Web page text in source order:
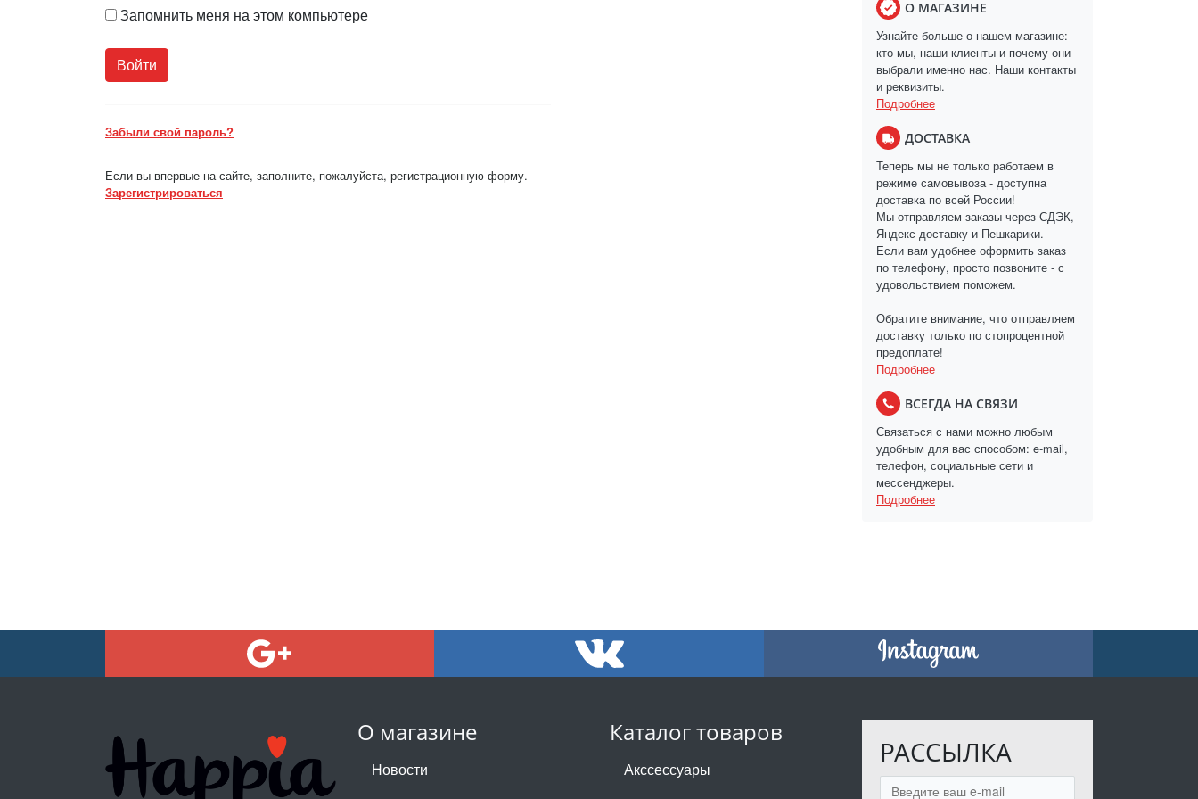
Запомнить меня на этом компьютере
Забыли свой пароль?
Если вы впервые на сайте, заполните, пожалуйста, регистрационную форму.
Зарегистрироваться
О МАГАЗИНЕ
Узнайте больше о нашем магазине:
кто мы, наши клиенты и почему они
выбрали именно нас. Наши контакты
и реквизиты.
Подробнее
ДОСТАВКА
Теперь мы не только работаем в
режиме самовывоза - доступна
доставка по всей России!
Мы отправляем заказы через СДЭК,
Яндекс доставку и Пешкарики.
Если вам удобнее оформить заказ
по телефону, просто позвоните - с
удовольствием поможем.
Обратите внимание, что отправляем
доставку только по стопроцентной
предоплате!
Подробнее
ВСЕГДА НА СВЯЗИ
Связаться с нами можно любым
удобным для вас способом: e-mail,
телефон, социальные сети и
мессенджеры.
Подробнее
О магазине
Новости
Каталог товаров
Акссессуары
РАССЫЛКА